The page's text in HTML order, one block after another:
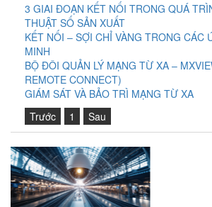
3 GIAI ĐOẠN KẾT NỐI TRONG QUÁ
THUẬT SỐ SẢN XUẤT
KẾT NỐI – SỢI CHỈ VÀNG TRONG CÁC
MINH
BỘ ĐÔI QUẢN LÝ MẠNG TỪ XA –
REMOTE CONNECT)
GIÁM SÁT VÀ BẢO TRÌ MẠNG TỪ XA
Trước
1 Sau